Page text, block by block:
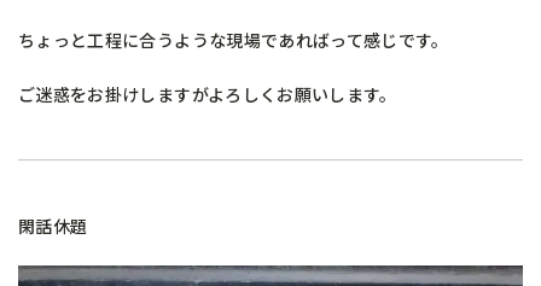
ちょっと工程に合うような現場であればって感じです。
ご迷惑をお掛けしますがよろしくお願いします。
閑話休題